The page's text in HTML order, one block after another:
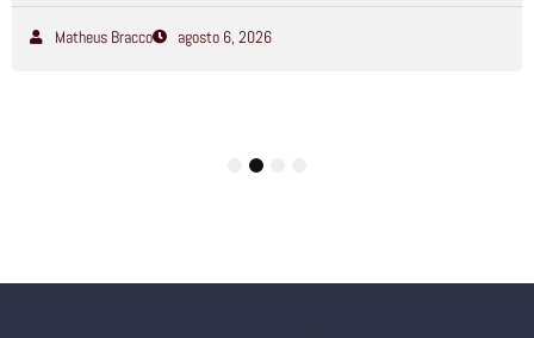
Matheus Bracco agosto 6, 2026